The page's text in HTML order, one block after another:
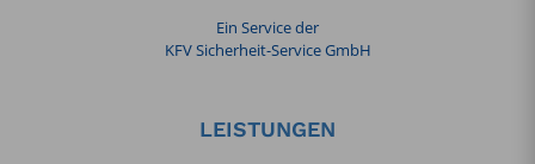
Ein Service der
KFV Sicherheit-Service GmbH
LEISTUNGEN